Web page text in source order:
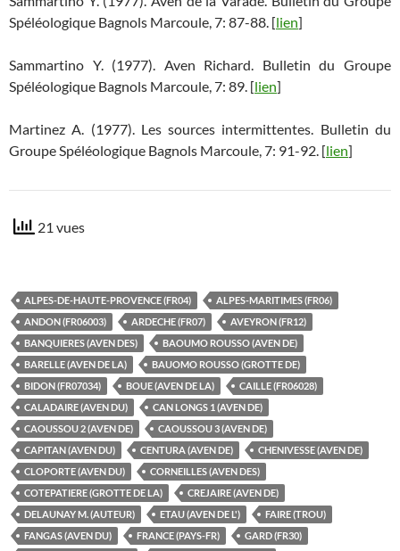
Spéléologique Bagnols Marcoule, 7: 87-88. [lien]
Sammartino Y. (1977). Aven Richard. Bulletin du Groupe
Spéléologique Bagnols Marcoule, 7: 89. [lien]
Martinez A. (1977). Les sources intermittentes. Bulletin du
Groupe Spéléologique Bagnols Marcoule, 7: 91-92. [lien]
21 vues
ALPES-DE-HAUTE-PROVENCE (FR04)
ALPES-MARITIMES (FR06)
ANDON (FR06003)
ARDECHE (FR07)
AVEYRON (FR12)
BANQUIERES (AVEN DES)
BAOUMO ROUSSO (AVEN DE)
BARELLE (AVEN DE LA)
BAUOMO ROUSSO (GROTTE DE)
BIDON (FR07034)
BOUE (AVEN DE LA)
CAILLE (FR06028)
CALADAIRE (AVEN DU)
CAN LONGS 1 (AVEN DE)
CAOUSSOU 2 (AVEN DE)
CAOUSSOU 3 (AVEN DE)
CAPITAN (AVEN DU)
CENTURA (AVEN DE)
CHENIVESSE (AVEN DE)
CLOPORTE (AVEN DU)
CORNEILLES (AVEN DES)
COTEPATIERE (GROTTE DE LA)
CREJAIRE (AVEN DE)
DELAUNAY M. (AUTEUR)
ETAU (AVEN DE L')
FAIRE (TROU)
FANGAS (AVEN DU)
FRANCE (PAYS-FR) GARD (FR30)